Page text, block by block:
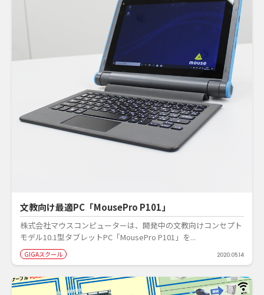
文教向け最適PC「MousePro P101」
株式会社マウスコンピューターは、開発中の文教向けコンセプト
モデル10.1型タブレットPC「MousePro P101」を...
GIGAスクール 2020.05.14